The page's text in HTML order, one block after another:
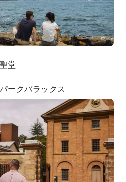
堂
ークバラックス